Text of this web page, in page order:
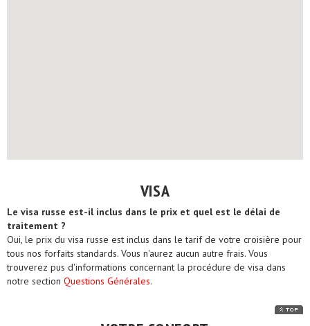
VISA
Le visa russe est-il inclus dans le prix et quel est le délai de
traitement ?
Oui, le prix du visa russe est inclus dans le tarif de votre croisière pour
tous nos forfaits standards. Vous n'aurez aucun autre frais. Vous
trouverez pus d'informations concernant la procédure de visa dans
notre section Questions Générales.